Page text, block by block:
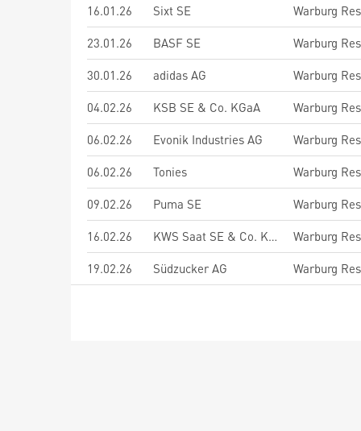
16.01.26
Sixt SE
Warburg
23.01.26
BASF SE
Warburg
30.01.26
adidas AG
Warburg
04.02.26
KSB SE & Co. KGaA
Warburg
06.02.26
Evonik Industries AG
Warburg
06.02.26
Tonies
Warburg
09.02.26
Puma SE
Warburg
16.02.26
KWS Saat SE & Co. KGaA
Warburg
19.02.26
Südzucker AG Warburg